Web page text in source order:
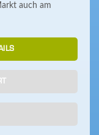
auch am